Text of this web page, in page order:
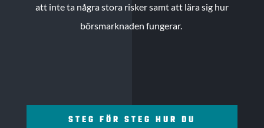
att inte ta några stora risker samt att lära sig hur
börsmarknaden fungerar.
STEG FÖR STEG HUR DU